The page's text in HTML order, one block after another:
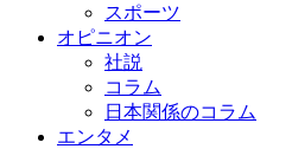
スポーツ
オピニオン
社説
コラム
日本関係のコラム
エンタメ